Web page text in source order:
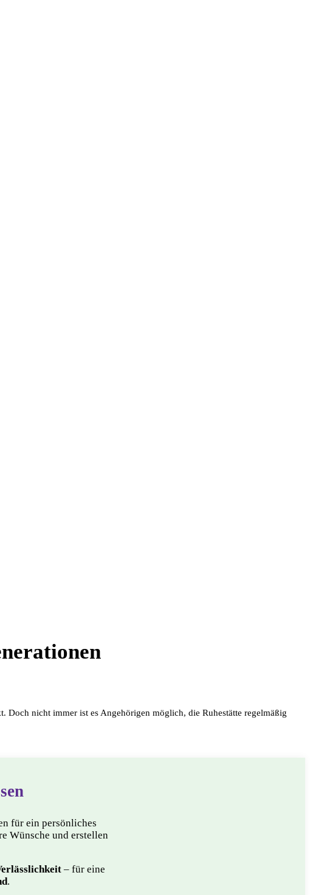
Doch nicht immer ist es Angehörigen möglich, die Ruhestätte regelmäßig
für ein persönliches
Wünsche und erstellen
– für eine
.